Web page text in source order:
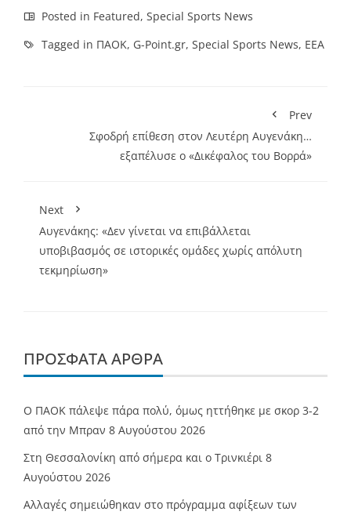
Posted in Featured, Special Sports News
Tagged in ΠΑΟΚ, G-Point.gr, Special Sports News, ΕΕΑ
Prev
Σφοδρή επίθεση στον Λευτέρη Αυγενάκη…
εξαπέλυσε ο «Δικέφαλος του Βορρά»
Next
Αυγενάκης: «Δεν γίνεται να επιβάλλεται
υποβιβασμός σε ιστορικές ομάδες χωρίς απόλυτη
τεκμηρίωση»
ΠΡΌΣΦΑΤΑ ΆΡΘΡΑ
Ο ΠΑΟΚ πάλεψε πάρα πολύ, όμως ηττήθηκε με σκορ 3-2
από την Μπραν 8 Αυγούστου 2026
Στη Θεσσαλονίκη από σήμερα και ο Τρινκιέρι 8
Αυγούστου 2026
Αλλαγές σημειώθηκαν στο πρόγραμμα αφίξεων των